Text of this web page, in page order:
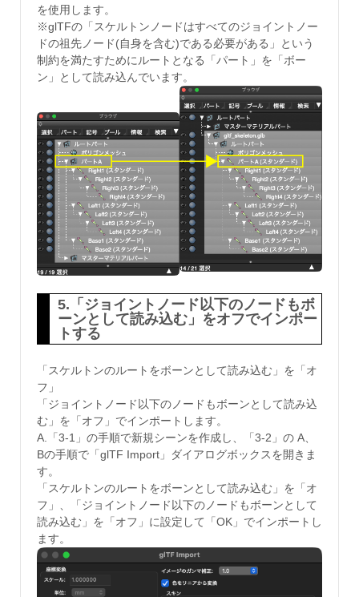
を使用します。
※glTFの「スケルトンノードはすべてのジョイントノー
ドの祖先ノード(自身を含む)である必要がある」という
制約を満たすためにルートとなる「パート」を「ボー
ン」として読み込んでいます。
5.「ジョイントノード以下のノードもボ
ーンとして読み込む」をオフでインポー
トする
「スケルトンのルートをボーンとして読み込む」を「オ
フ」
「ジョイントノード以下のノードもボーンとして読み込
む」を「オフ」でインポートします。
A.「3-1」の手順で新規シーンを作成し、「3-2」の A、
Bの手順で「glTF Import」ダイアログボックスを開きま
す。
「スケルトンのルートをボーンとして読み込む」を「オ
フ」、「ジョイントノード以下のノードもボーンとして
読み込む」を「オフ」に設定して「OK」でインポートし
ます。